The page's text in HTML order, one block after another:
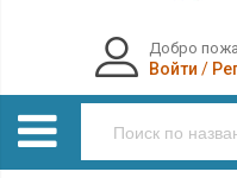
Добро
Войти /